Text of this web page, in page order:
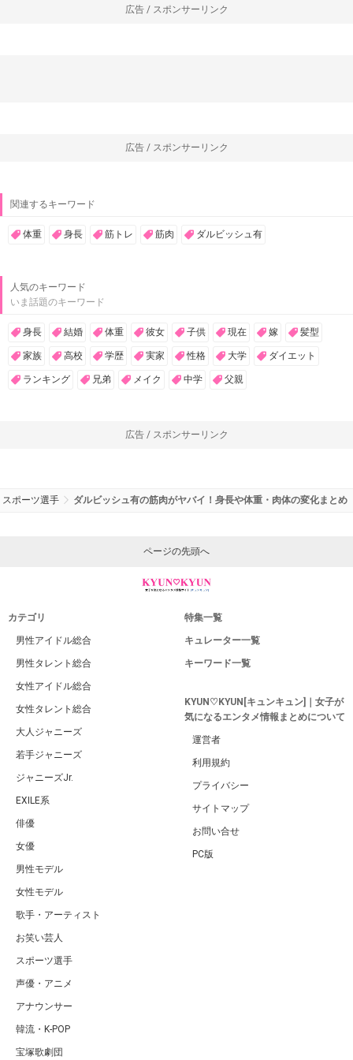
広告 / スポンサーリンク
広告 / スポンサーリンク
関連するキーワード
体重 身長 筋トレ 筋肉 ダルビッシュ有
人気のキーワード
いま話題のキーワード
身長 結婚 体重 彼女 子供 現在 嫁 髪型
家族 高校 学歴 実家 性格 大学 ダイエット
ランキング 兄弟 メイク 中学 父親
広告 / スポンサーリンク
スポーツ選手 ダルビッシュ有の筋肉がヤバイ！身長や体重・肉体の変化まとめ
ページの先頭へ
カテゴリ
男性アイドル総合
男性タレント総合
女性アイドル総合
女性タレント総合
大人ジャニーズ
若手ジャニーズ
ジャニーズJr.
EXILE系
俳優
女優
男性モデル
女性モデル
歌手・アーティスト
お笑い芸人
スポーツ選手
声優・アニメ
アナウンサー
韓流・K-POP
宝塚歌劇団
特集一覧
キュレーター一覧
キーワード一覧
KYUN♡KYUN[キュンキュン]｜女子が
気になるエンタメ情報まとめについて
運営者
利用規約
プライバシー
サイトマップ
お問い合せ
PC版